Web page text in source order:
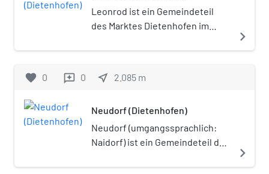
Leonrod ist ein Gemeindeteil
des Marktes Dietenhofen im
(Mittelfranken, Bayern).
navigate_next
favorite 0 reviews 0 near_me 2.085 m
Neudorf (Dietenhofen)
Neudorf (umgangssprachlich:
Naidorf) ist ein Gemeindeteil des
Landkreis Ansbach
navigate_next